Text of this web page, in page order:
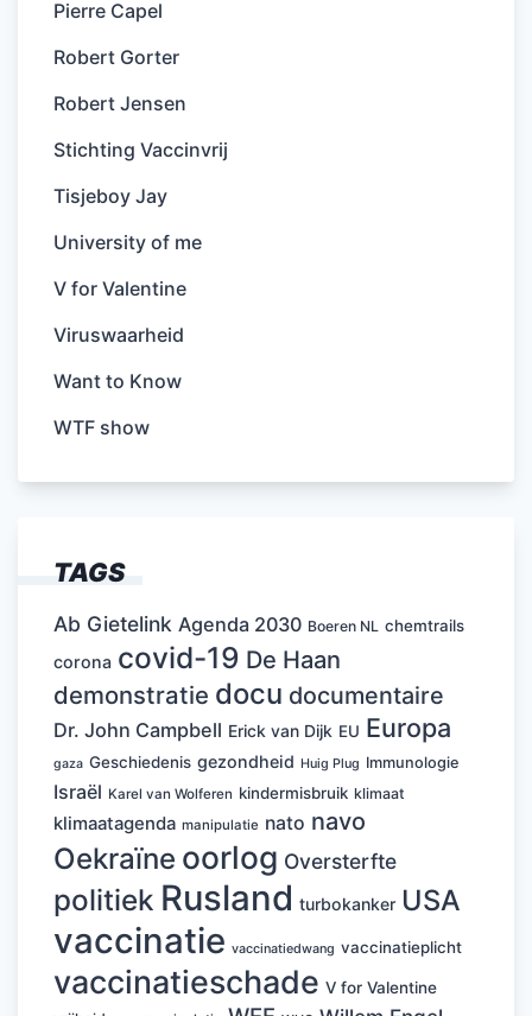
Pierre Capel
Robert Gorter
Robert Jensen
Stichting Vaccinvrij
Tisjeboy Jay
University of me
V for Valentine
Viruswaarheid
Want to Know
WTF show
TAGS
Ab Gietelink Agenda 2030 Boeren NL chemtrails
corona covid-19 De Haan
demonstratie docu documentaire
Dr. John Campbell Erick van Dijk EU Europa
gaza Geschiedenis gezondheid Huig Plug Immunologie
Israël Karel van Wolferen kindermisbruik klimaat
klimaatagenda manipulatie nato navo
Oekraïne oorlog Oversterfte
politiek Rusland turbokanker USA
vaccinatie vaccinatiedwang vaccinatieplicht
vaccinatieschade V for Valentine